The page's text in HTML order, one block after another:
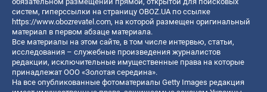
систем, гиперссылки на страницу OBOZ.UA по ссылке
https://www.obozrevatel.com, на которой размещен оригинальный
материал в первом абзаце материала.
Все материалы на этом сайте, в том числе интервью, статьи,
исследования – служебные произведения журналистов
редакции, исключительные имущественные права на которые
принадлежат ООО «Золотая середина».
На все опубликованные фотоматериалы Getty Images редакция